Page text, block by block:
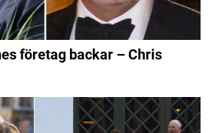
företag backar – Chris